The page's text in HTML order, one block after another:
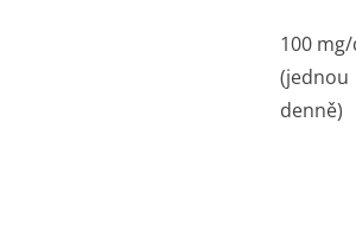
100
(jednou
denně)